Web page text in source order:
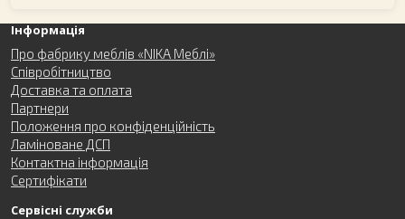
Інформація
Про фабрику меблів «NIKA Меблі»
Співробітництво
Доставка та оплата
Партнери
Положення про конфіденційність
Ламіноване ДСП
Контактна інформація
Сертифікати
Сервісні служби